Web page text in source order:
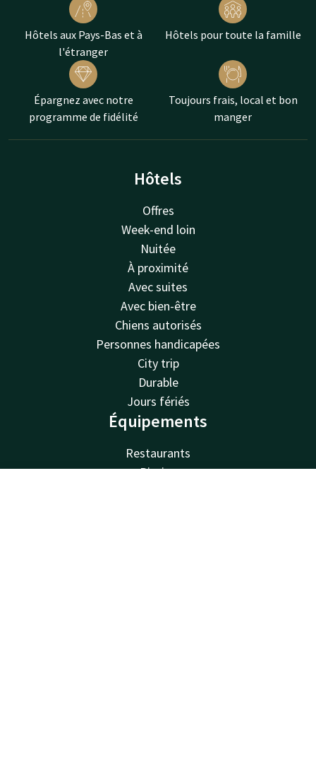
Hôtels aux Pays-Bas et à
l'étranger
Hôtels pour toute la famille
Épargnez avec notre
programme de fidélité
Toujours frais, local et bon
manger
Hôtels
Offres
Week-end loin
Nuitée
À proximité
Avec suites
Avec bien-être
Chiens autorisés
Personnes handicapées
City trip
Durable
Jours fériés
Équipements
Restaurants
Piscine